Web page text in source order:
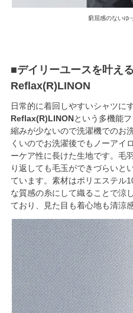
窮屈感のないゆ
■デイリーユースを叶え
Reflax(R)LINON
日常的に着回しやすいシャツに
Reflax(R)LINONという多機能
縮みが少ないので洗濯機でのお
くいのでお洗濯後でもノーアイ
ーケア性に長けた生地です。毛
り返しても毛玉ができづらいと
ています。素材はポリエステル
な質感の糸にして織ることで涼
ており、見た目も着心地も清涼